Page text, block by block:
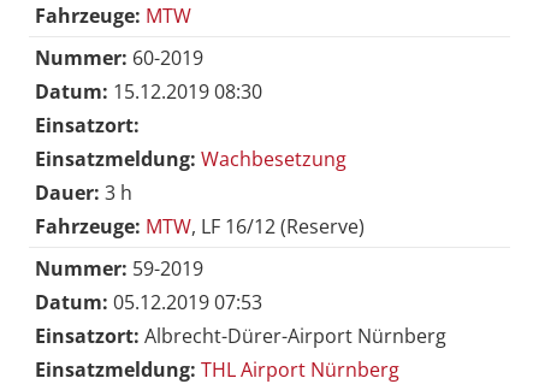
Fahrzeuge: MTW
Nummer: 60-2019
Datum: 15.12.2019 08:30
Einsatzort:
Einsatzmeldung: Wachbesetzung
Dauer: 3 h
Fahrzeuge: MTW, LF 16/12 (Reserve)
Nummer: 59-2019
Datum: 05.12.2019 07:53
Einsatzort: Albrecht-Dürer-Airport Nürnberg
Einsatzmeldung: THL Airport Nürnberg